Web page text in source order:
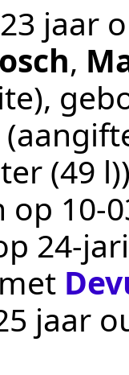
jaar
,
,
(49
op
24-
met
jaar